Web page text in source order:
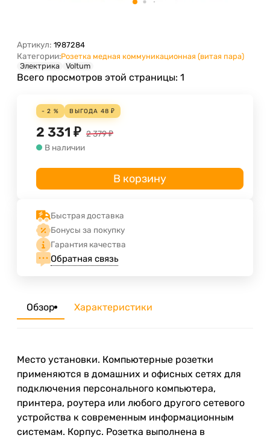
Артикул: 1987284
Категории:Розетка медная коммуникационная (витая пара)
Электрика
Voltum
Всего просмотров этой страницы: 1
- 2 % ВЫГОДА 48 ₽
2 331 ₽ 2 379₽
В наличии
В корзину
Быстрая доставка
Бонусы за покупку
Гарантия качества
Обратная связь
Обзор Характеристики
Место установки. Компьютерные розетки
применяются в домашних и офисных сетях для
подключения персонального компьютера,
принтера, роутера или любого другого сетевого
устройства к современным информационным
системам. Корпус. Розетка выполнена в